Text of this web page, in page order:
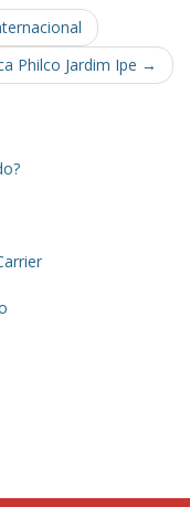
Philco Jardim Ipe →